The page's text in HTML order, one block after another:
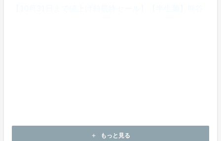
い場合は販売いたしません。
add もっと見る